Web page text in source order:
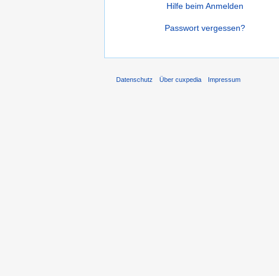
Hilfe beim Anmelden
Passwort vergessen?
Datenschutz Über cuxpedia Impressum